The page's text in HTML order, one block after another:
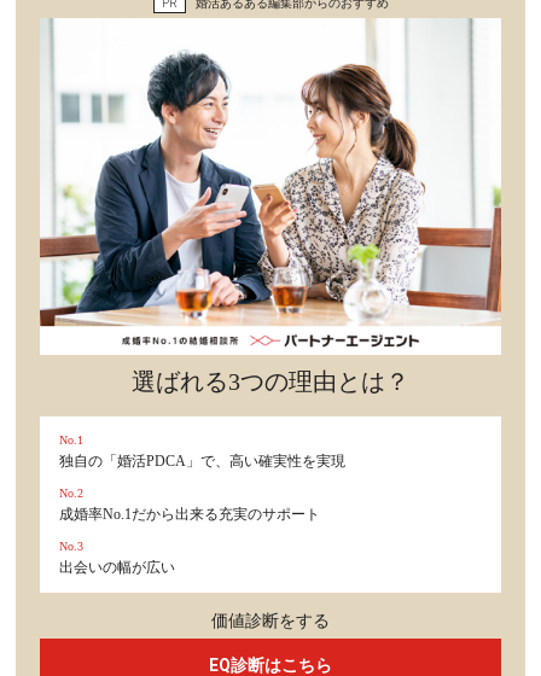
PR 婚活あるある編集部からのおすすめ
選ばれる3つの理由とは？
No.1
独自の「婚活PDCA」で、高い確実性を実現
No.2
成婚率No.1だから出来る充実のサポート
No.3
出会いの幅が広い
価値診断をする
EQ診断はこちら